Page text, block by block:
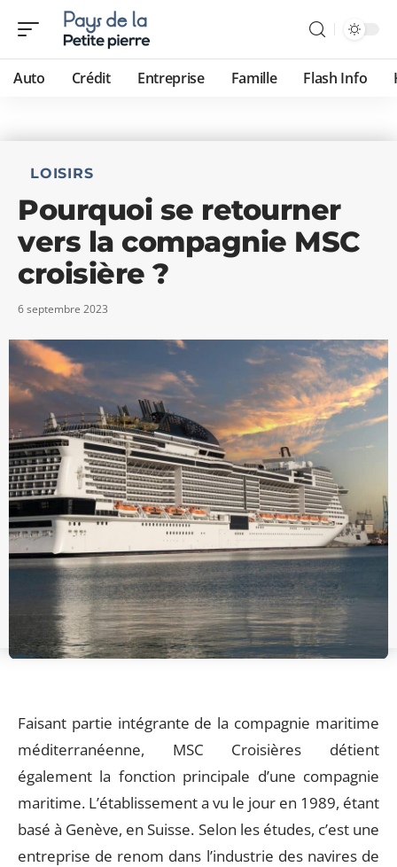
Auto Crédit Entreprise Famille Flash Info
LOISIRS
Pourquoi se retourner
vers la compagnie MSC
croisière ?
6 septembre 2023
Faisant partie intégrante de la compagnie maritime
méditerranéenne, MSC Croisières détient
également la fonction principale d’une compagnie
maritime. L’établissement a vu le jour en 1989, étant
basé à Genève, en Suisse. Selon les études, c’est une
entreprise de renom dans l’industrie des navires de